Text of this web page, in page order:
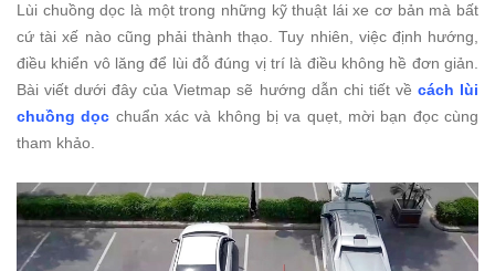
Lùi chuồng dọc là một trong những kỹ thuật lái xe cơ bản mà bất
cứ tài xế nào cũng phải thành thạo. Tuy nhiên, việc định hướng,
điều khiển vô lăng để lùi đỗ đúng vị trí là điều không hề đơn giản.
Bài viết dưới đây của Vietmap sẽ hướng dẫn chi tiết về cách lùi
chuồng dọc chuẩn xác và không bị va quẹt, mời bạn đọc cùng
tham khảo.